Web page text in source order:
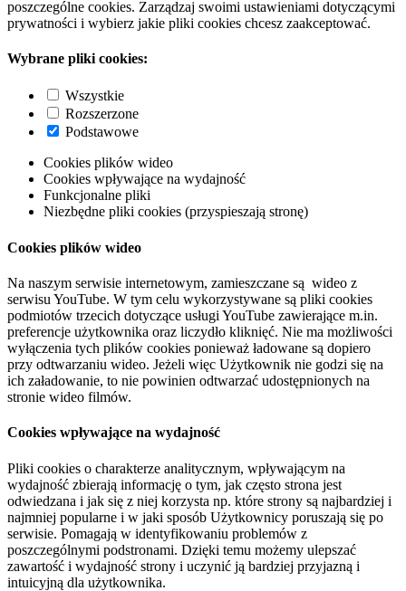
poszczególne cookies. Zarządzaj swoimi ustawieniami dotyczącymi
prywatności i wybierz jakie pliki cookies chcesz zaakceptować.
Wybrane pliki cookies:
Wszystkie
Rozszerzone
Podstawowe
Cookies plików wideo
Cookies wpływające na wydajność
Funkcjonalne pliki
Niezbędne pliki cookies (przyspieszają stronę)
Cookies plików wideo
Na naszym serwisie internetowym, zamieszczane są wideo z
serwisu YouTube. W tym celu wykorzystywane są pliki cookies
podmiotów trzecich dotyczące usługi YouTube zawierające m.in.
preferencje użytkownika oraz liczydło kliknięć. Nie ma możliwości
wyłączenia tych plików cookies ponieważ ładowane są dopiero
przy odtwarzaniu wideo. Jeżeli więc Użytkownik nie godzi się na
ich załadowanie, to nie powinien odtwarzać udostępnionych na
stronie wideo filmów.
Cookies wpływające na wydajność
Pliki cookies o charakterze analitycznym, wpływającym na
wydajność zbierają informację o tym, jak często strona jest
odwiedzana i jak się z niej korzysta np. które strony są najbardziej i
najmniej popularne i w jaki sposób Użytkownicy poruszają się po
serwisie. Pomagają w identyfikowaniu problemów z
poszczególnymi podstronami. Dzięki temu możemy ulepszać
zawartość i wydajność strony i uczynić ją bardziej przyjazną i
intuicyjną dla użytkownika.